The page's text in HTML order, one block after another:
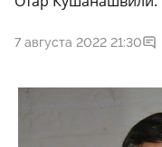
7 августа 2022 21:30